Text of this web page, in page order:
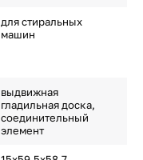
для стиральных
машин
выдвижная
гладильная доска,
соединительный
элемент